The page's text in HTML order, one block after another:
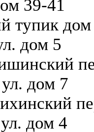
39-41
тупик
дом 5
дом 7
дом 4